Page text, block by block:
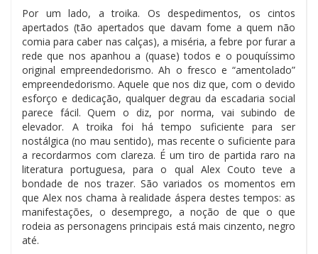
Por um lado, a troika. Os despedimentos, os cintos
apertados (tão apertados que davam fome a quem não
comia para caber nas calças), a miséria, a febre por furar a
rede que nos apanhou a (quase) todos e o pouquíssimo
original empreendedorismo. Ah o fresco e “amentolado”
empreendedorismo. Aquele que nos diz que, com o devido
esforço e dedicação, qualquer degrau da escadaria social
parece fácil. Quem o diz, por norma, vai subindo de
elevador. A troika foi há tempo suficiente para ser
nostálgica (no mau sentido), mas recente o suficiente para
a recordarmos com clareza. É um tiro de partida raro na
literatura portuguesa, para o qual Alex Couto teve a
bondade de nos trazer. São variados os momentos em
que Alex nos chama à realidade áspera destes tempos: as
manifestações, o desemprego, a noção de que o que
rodeia as personagens principais está mais cinzento, negro
até.